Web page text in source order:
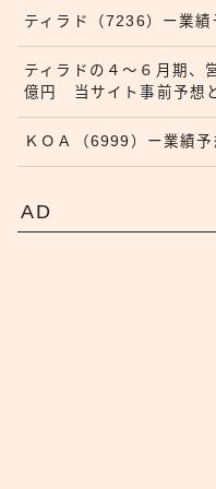
ティラド（7236）ー業績
ティラドの４〜６月期、
億円 当サイト事前予想
ＫＯＡ（6999）ー業績
AD